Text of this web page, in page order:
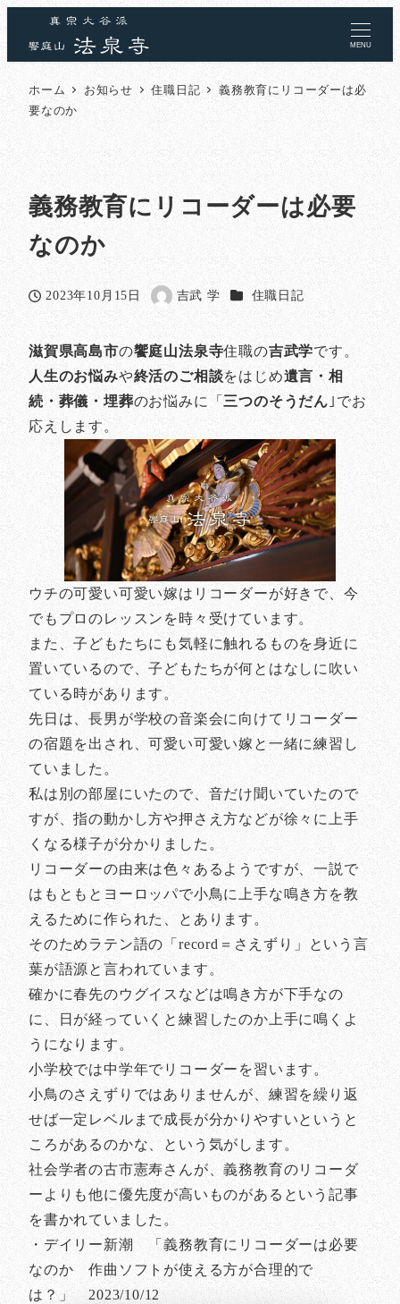
MENU
ホーム お知らせ 住職日記
義務教育にリコーダーは必
要なのか
義務教育にリコーダーは必要
なのか
投稿日
2023年10月15日
著
者
吉武 学 カテゴリー
住職日記
滋賀県高島市の饗庭山法泉寺住職の吉武学です。
人生のお悩みや終活のご相談をはじめ遺言・相
続・葬儀・埋葬のお悩みに「 三つのそうだん ｣でお
応えします。
ウチの可愛い可愛い嫁はリコーダーが好きで、今
でもプロのレッスンを時々受けています。
また、子どもたちにも気軽に触れるものを身近に
置いているので、子どもたちが何とはなしに吹い
ている時があります。
先日は、長男が学校の音楽会に向けてリコーダー
の宿題を出され、可愛い可愛い嫁と一緒に練習し
ていました。
私は別の部屋にいたので、音だけ聞いていたので
すが、指の動かし方や押さえ方などが徐々に上手
くなる様子が分かりました。
リコーダーの由来は色々あるようですが、一説で
はもともとヨーロッパで小鳥に上手な鳴き方を教
えるために作られた、とあります。
そのためラテン語の「record＝さえずり」という言
葉が語源と言われています。
確かに春先のウグイスなどは鳴き方が下手なの
に、日が経っていくと練習したのか上手に鳴くよ
うになります。
小学校では中学年でリコーダーを習います。
小鳥のさえずりではありませんが、練習を繰り返
せば一定レベルまで成長が分かりやすいというと
ころがあるのかな、という気がします。
社会学者の古市憲寿さんが、義務教育のリコーダ
ーよりも他に優先度が高いものがあるという記事
を書かれていました。
・デイリー新潮 「義務教育にリコーダーは必要
なのか 作曲ソフトが使える方が合理的で
は？」 2023/10/12